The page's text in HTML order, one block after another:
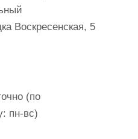
Воскресенская, 5
(по
пн-вс)